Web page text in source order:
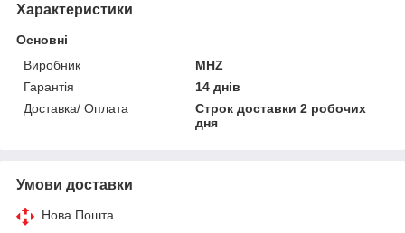
Характеристики
Основні
Виробник
MHZ
Гарантія
14 днів
Доставка/ Оплата
Строк доставки 2 робочих
дня
Умови доставки
Нова Пошта